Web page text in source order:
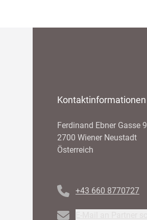
Kontaktinformationen
Ferdinand Ebner Gasse 9
2700 Wiener Neustadt
Österreich
+43 660 8770727
Email